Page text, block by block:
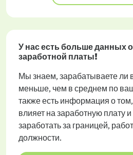
У нас есть больше данных
заработной платы!
Мы знаем, зарабатываете ли
меньше, чем в среднем по
также есть информация о
влияет на заработную плату
заработать за границей,
должности.